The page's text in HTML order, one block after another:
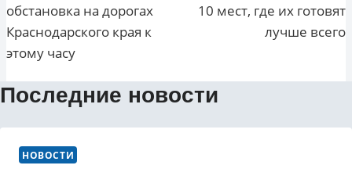
записям
обстановка на дорогах
Краснодарского края к
этому часу
10 мест, где их готовят
лучше всего
Последние новости
НОВОСТИ